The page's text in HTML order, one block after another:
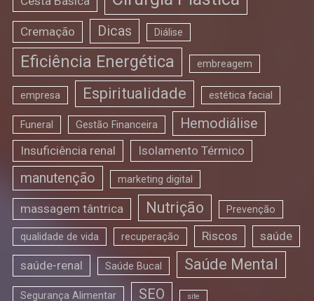
Cremação Dicas Diálise
Eficiência Energética embreagem
empresa Espiritualidade estética facial
Funeral Gestão Financeira Hemodiálise
Insuficiência renal Isolamento Térmico
manutenção marketing digital
massagem tântrica Nutrição Prevenção
qualidade de vida recuperação Riscos saúde
saúde-renal Saúde Bucal Saúde Mental
Segurança Alimentar SEO site